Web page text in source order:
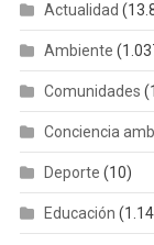
Actualidad
Ambiente
Comunidades
Conciencia
Deporte (10)
Educación